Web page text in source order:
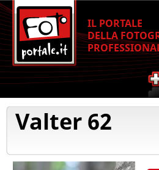
IL PORTALE
DELLA
Valter 62